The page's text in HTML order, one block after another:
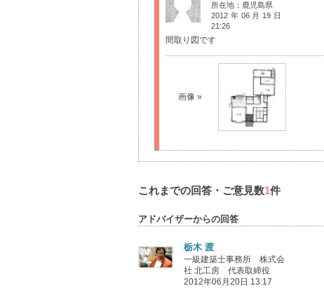
所在地：鹿児島県
2012年06月19日
21:26
間取り図です
画像 »
これまでの回答・ご意見数1件
アドバイザーからの回答
栃木 渡
一級建築士事務所 株式会
社 北工房 代表取締役
2012年06月20日 13:17